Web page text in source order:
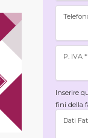
P. IVA *
Inserire
fini della
Dati